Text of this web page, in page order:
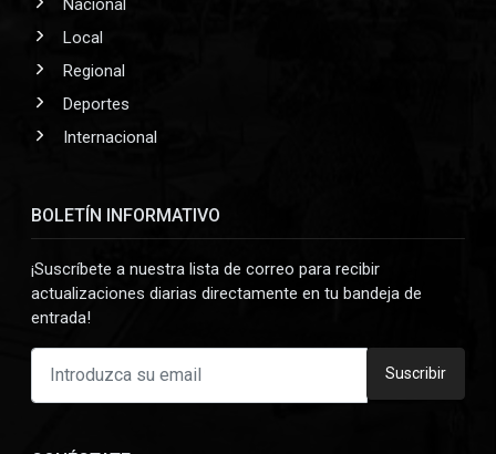
Nacional
Local
Regional
Deportes
Internacional
BOLETÍN INFORMATIVO
¡Suscríbete a nuestra lista de correo para recibir
actualizaciones diarias directamente en tu bandeja de
entrada!
Suscribir